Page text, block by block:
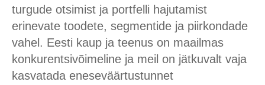
turgude otsimist ja portfelli hajutamist
erinevate toodete, segmentide ja piirkondade
vahel. Eesti kaup ja teenus on maailmas
konkurentsivõimeline ja meil on jätkuvalt vaja
kasvatada eneseväärtustunnet